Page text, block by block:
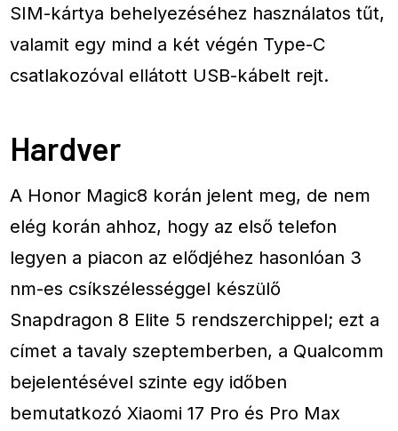
SIM-kártya behelyezéséhez használatos tűt,
valamit egy mind a két végén Type-C
csatlakozóval ellátott USB-kábelt rejt.
Hardver
A Honor Magic8 korán jelent meg, de nem
elég korán ahhoz, hogy az első telefon
legyen a piacon az elődjéhez hasonlóan 3
nm-es csíkszélességgel készülő
Snapdragon 8 Elite 5 rendszerchippel; ezt a
címet a tavaly szeptemberben, a Qualcomm
bejelentésével szinte egy időben
bemutatkozó Xiaomi 17 Pro és Pro Max